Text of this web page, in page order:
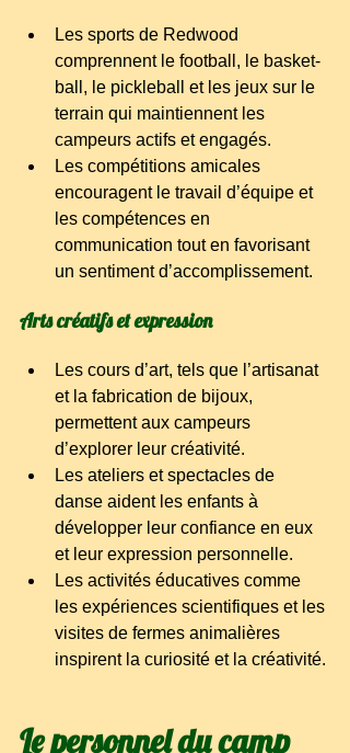
Les sports de Redwood
comprennent le football, le basket-
ball, le pickleball et les jeux sur le
terrain qui maintiennent les
campeurs actifs et engagés.
Les compétitions amicales
encouragent le travail d’équipe et
les compétences en
communication tout en favorisant
un sentiment d’accomplissement.
Arts créatifs et expression
Les cours d’art, tels que l’artisanat
et la fabrication de bijoux,
permettent aux campeurs
d’explorer leur créativité.
Les ateliers et spectacles de
danse aident les enfants à
développer leur confiance en eux
et leur expression personnelle.
Les activités éducatives comme
les expériences scientifiques et les
visites de fermes animalières
inspirent la curiosité et la créativité.
Le personnel du camp